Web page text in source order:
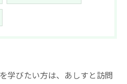
学びたい方は、あしすと訪問